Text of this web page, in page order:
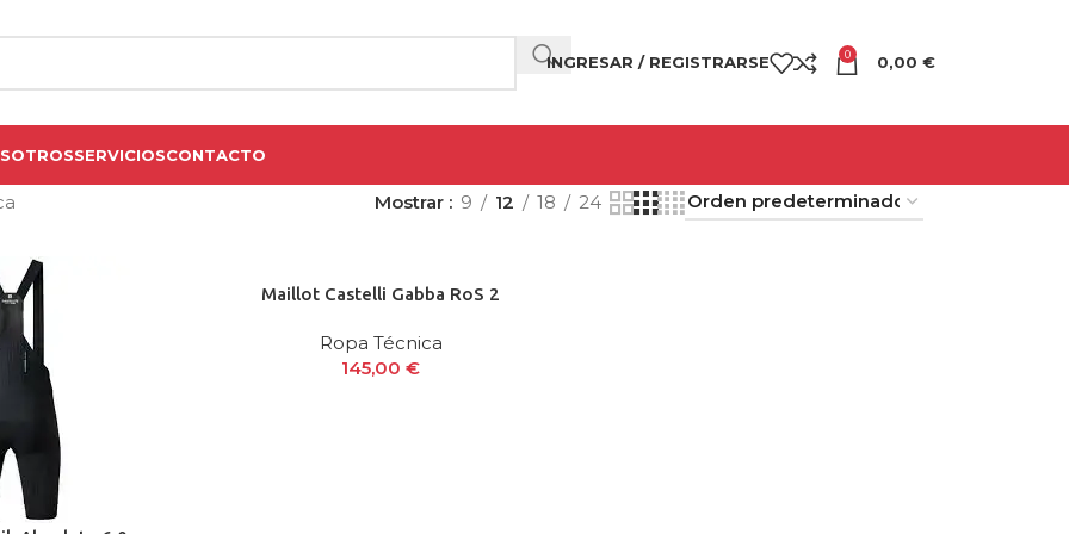
INGRESAR / REGISTRARSE 0 0,00 €
SERVICIOSCONTACTO
Mostrar 9 12 18 24
Maillot Castelli Gabba RoS 2
Ropa Técnica
145,00€